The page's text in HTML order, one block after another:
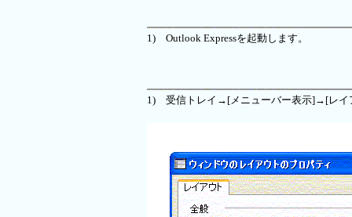
1) Outlook Expressを起動します。
1) 受信トレイ→[メニューバー表示]→[レイ